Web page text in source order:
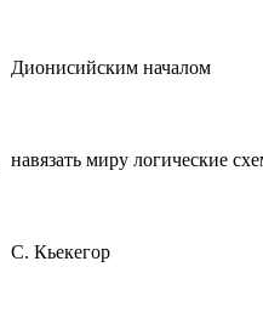
Дионисийским началом
навязать миру логические
С. Кьекегор